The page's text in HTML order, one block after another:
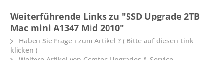
Weiterführende Links zu "SSD Upgrade 2TB
Mac mini A1347 Mid 2010"
Haben Sie Fragen zum Artikel ? ( Bitte auf diesen Link
klicken )